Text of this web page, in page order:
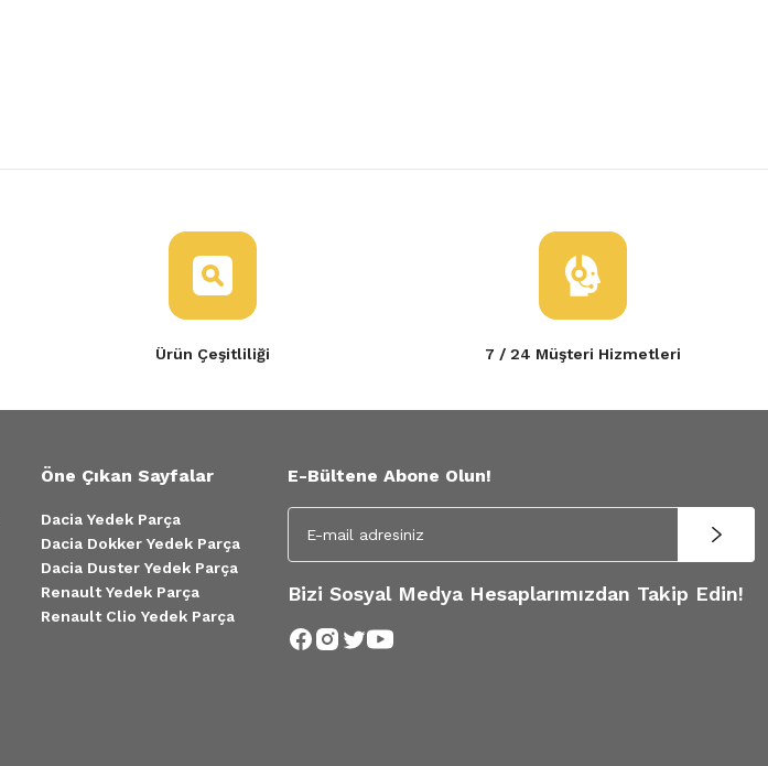
Ürün Çeşitliliği 7 / 24 Müşteri Hizmetleri
Öne Çıkan Sayfalar
Dacia Yedek Parça
Dacia Dokker Yedek Parça
Dacia Duster Yedek Parça
Renault Yedek Parça
Renault Clio Yedek Parça
E-Bültene Abone Olun!
Bizi Sosyal Medya Hesaplarımızdan Takip Edin!